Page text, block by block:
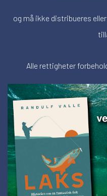
og må ikke distribueres
Alle rettigheter